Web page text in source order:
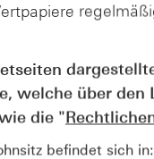
AUGUST
04
welche über den
die "
befindet sich in: